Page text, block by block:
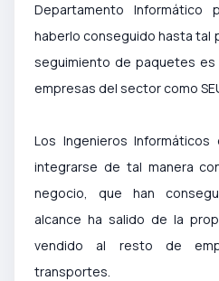
Departamento Informático
haberlo conseguido hasta tal
seguimiento de paquetes
empresas del sector como
Los Ingenieros Informáticos
integrarse de tal manera
negocio, que han
alcance ha salido de la
vendido al resto de
transportes.